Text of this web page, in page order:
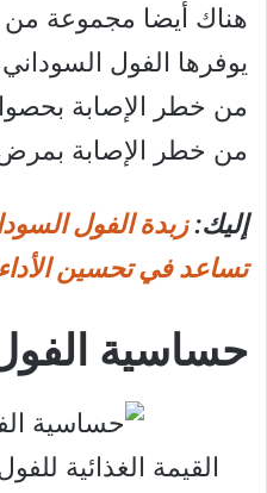
هناك أيضا مجموعة من
يوفرها الفول
من خطر الإصابة
من خطر الإصابة بمرض
إليك:زبدة الفول
تساعد في تحسين
حساسية
القيمة الغذائية